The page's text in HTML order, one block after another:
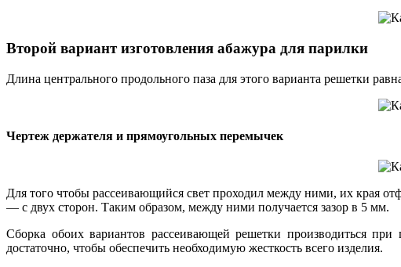
Второй вариант изготовления абажура для парилки
Длина центрального продольного паза для этого варианта решетки
Чертеж держателя и прямоугольных перемычек
Для того чтобы рассеивающийся свет проходил между ними, их края
— с двух сторон. Таким образом, между ними получается зазор в 5 мм.
Сборка обоих вариантов рассеивающей решетки производиться
достаточно, чтобы обеспечить необходимую жесткость всего изделия.